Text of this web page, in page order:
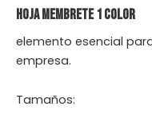
Hoja Membrete 1 color
elemento esencial
empresa.
Tamaños: